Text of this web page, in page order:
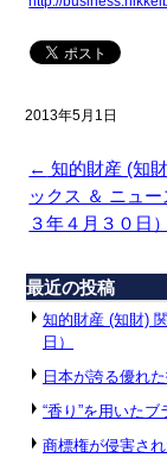
2013年5月1日
← 知的財産 (知
ックス ＆ ニュー
３年４月３０日）
最近の投稿
知的財産 (知財)
日）
日本が誇る優れ
“香り”を用いた
商標権が侵害さ